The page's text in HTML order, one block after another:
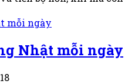
Nhật mỗi ngày